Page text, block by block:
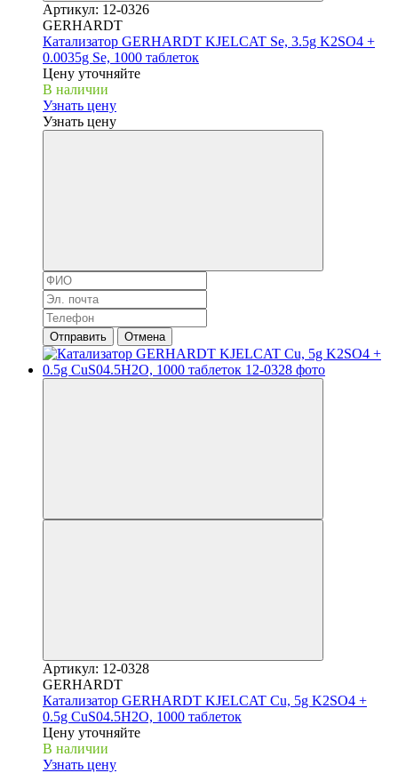
Артикул: 12-0326
GERHARDT
Катализатор GERHARDT KJELCAT Se, 3.5g K2SO4 +
0.0035g Se, 1000 таблеток
Цену уточняйте
В наличии
Узнать цену
Узнать цену
Отправить Отмена
Артикул: 12-0328
GERHARDT
Катализатор GERHARDT KJELCAT Cu, 5g K2SO4 +
0.5g CuS04.5H2O, 1000 таблеток
Цену уточняйте
В наличии
Узнать цену